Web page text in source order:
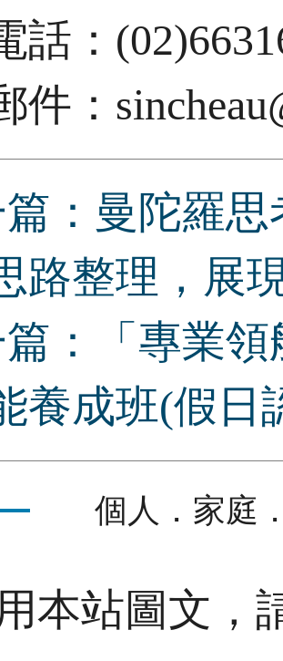
話：
件：
篇：曼陀羅
路整理，展
：「專業
養成班(假日
個人．家庭
本站圖文，